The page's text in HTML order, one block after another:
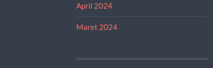
April 2024
Maret 2024